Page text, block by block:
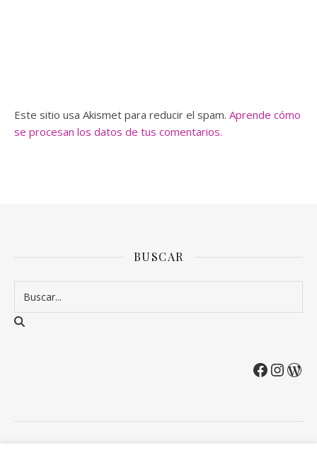
Este sitio usa Akismet para reducir el spam. Aprende cómo
se procesan los datos de tus comentarios.
BUSCAR